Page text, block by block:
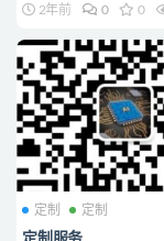
2年前 0 0
定制 定制